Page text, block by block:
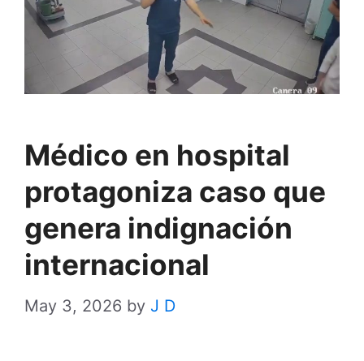
Médico en hospital
protagoniza caso que
genera indignación
internacional
May 3, 2026 by J D